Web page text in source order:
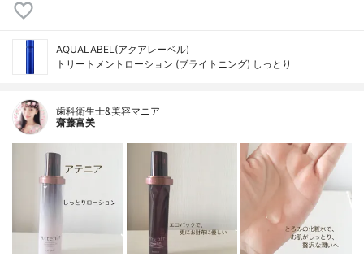
AQUALABEL(アクアレーベル)
トリートメントローション (ブライトニング) しっとり
歯科衛生士&美容マニア
齋藤富美